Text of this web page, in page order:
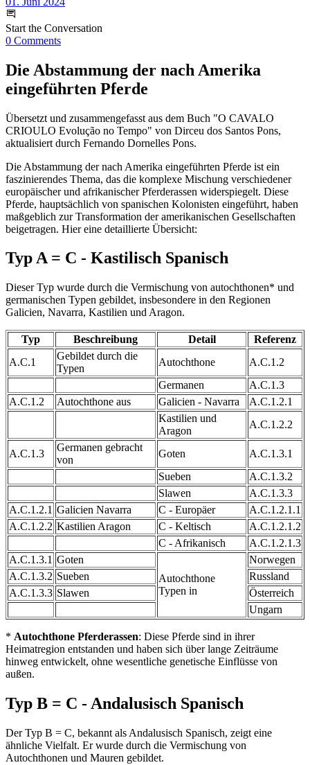
Start the Conversation
0 Comments
Die Abstammung der nach Amerika
eingeführten Pferde
Übersetzt und zusammengefasst aus dem Buch "O CAVALO
CRIOULO Evolução no Tempo" von Dirceu dos Santos Pons,
aktualisiert durch Fernando Dornelles Pons.
Die Abstammung der nach Amerika eingeführten Pferde ist ein
faszinierendes Thema, das die komplexe Mischung verschiedener
europäischer und afrikanischer Pferderassen widerspiegelt. Diese
Pferde, hauptsächlich von spanischen Kolonisten eingeführt, haben
maßgeblich zur Transformation der amerikanischen Gesellschaften
beigetragen. Hier eine detaillierte Übersicht:
Typ A = C - Kastilisch Spanisch
Dieser Typ wurde durch die Vermischung von autochthonen* und
germanischen Typen gebildet, insbesondere in den Regionen
Galicien, Navarra, Kastilien und Aragon.
Typ Beschreibung Detail
Referenz
A.C.1
Gebildet durch die
Typen
Autochthone
A.C.1.2
Germanen
A.C.1.3
A.C.1.2
Autochthone aus Galicien - Navarra
A.C.1.2.1
Kastilien und
Aragon
A.C.1.2.2
A.C.1.3
Germanen gebracht
von
Goten
A.C.1.3.1
Sueben
A.C.1.3.2
Slawen
A.C.1.3.3
A.C.1.2.1 Galicien Navarra C - Europäer
A.C.1.2.1.1
A.C.1.2.2 Kastilien Aragon C - Keltisch
A.C.1.2.1.2
C - Afrikanisch
A.C.1.2.1.3
A.C.1.3.1 Goten
Autochthone
Typen in
Norwegen
A.C.1.3.2 Sueben
Russland
A.C.1.3.3 Slawen
Österreich
Ungarn
* Autochthone Pferderassen: Diese Pferde sind in ihrer
Heimatregion entstanden und haben sich über lange Zeiträume
hinweg entwickelt, ohne wesentliche genetische Einflüsse von
außen.
Typ B = C - Andalusisch Spanisch
Der Typ B = C, bekannt als Andalusisch Spanisch, zeigt eine
ähnliche Vielfalt. Er wurde durch die Vermischung von
Autochthonen und Mauren gebildet.